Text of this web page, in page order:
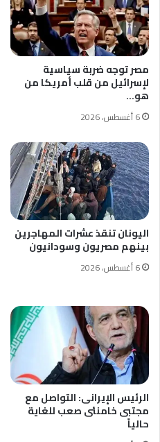
مصر توجه ضربة سياسية
لإسرائيل من قلب أمريكا من
هو…
6 أغسطس، 2026
اليونان تنقذ عشرات المهاجرين
بينهم مصريون وسودانيون
6 أغسطس، 2026
الرئيس الإيرانى: التواصل مع
مجتبى خامنئى صعب للغاية
حالياً